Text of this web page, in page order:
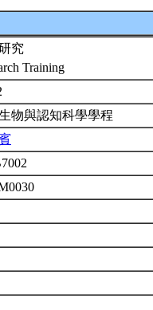
究
Training
物與認知科學學程